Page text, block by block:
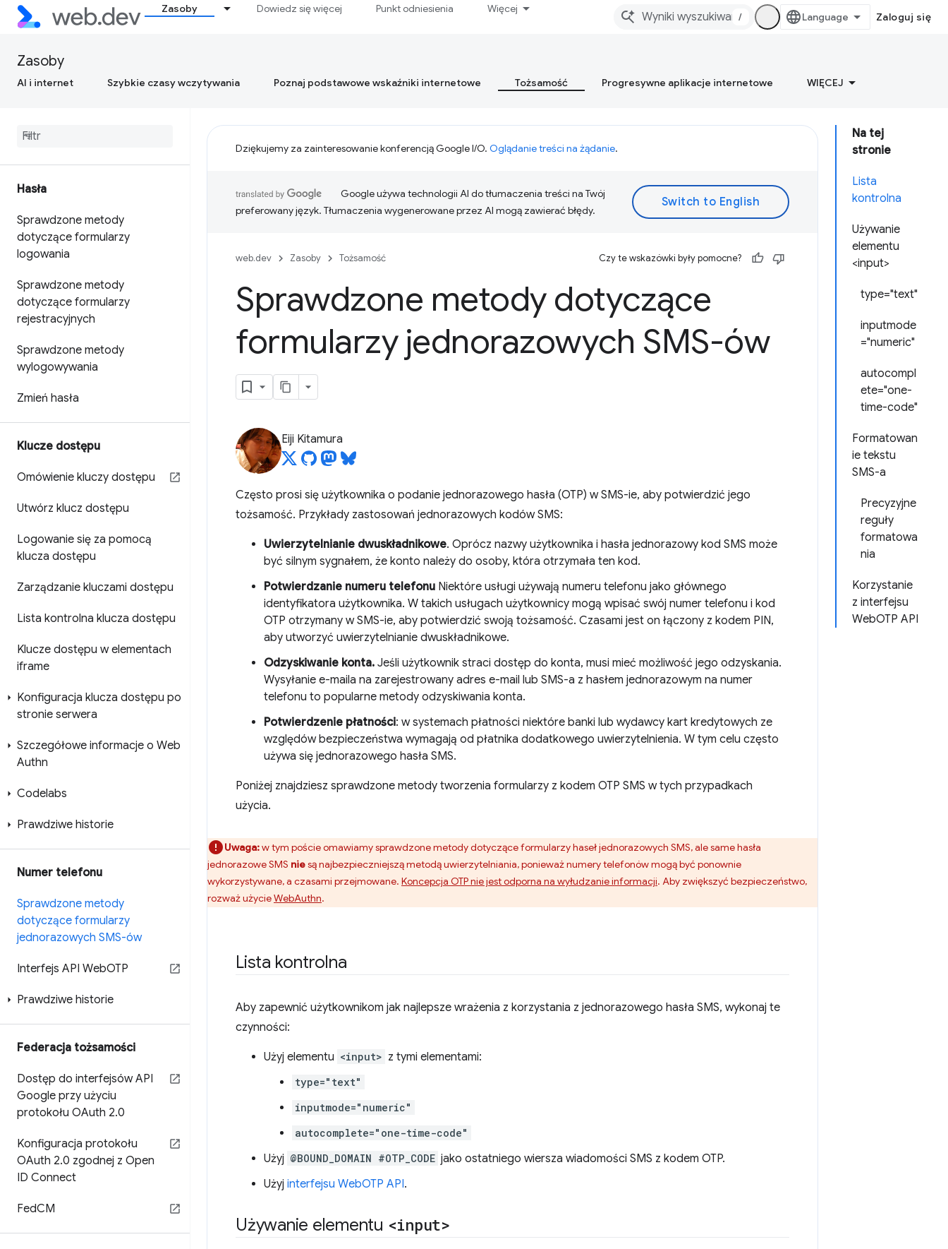
Zasoby Dowiedz się więcej Punkt odniesienia Więcej
/ Zaloguj się
Zasoby
AI i internet Szybkie czasy wczytywania Poznaj podstawowe wskaźniki internetowe Tożsamość Progresywne aplikacje internetowe WIĘCEJ
Hasła
Sprawdzone metody
dotyczące formularzy
logowania
Sprawdzone metody
dotyczące formularzy
rejestracyjnych
Sprawdzone metody
wylogowywania
Zmień hasła
Klucze dostępu
Omówienie kluczy dostępu
Utwórz klucz dostępu
Logowanie się za pomocą
klucza dostępu
Zarządzanie kluczami dostępu
Lista kontrolna klucza dostępu
Klucze dostępu w elementach
iframe
Konfiguracja klucza dostępu po
stronie serwera
Szczegółowe informacje o Web
Authn
Codelabs
Prawdziwe historie
Numer telefonu
Sprawdzone metody
dotyczące formularzy
jednorazowych SMS-ów
Interfejs API WebOTP
Prawdziwe historie
Federacja tożsamości
Dostęp do interfejsów API
Google przy użyciu
protokołu OAuth 2.0
Konfiguracja protokołu
OAuth 2.0 zgodnej z Open
ID Connect
FedCM
Na tej
stronie
Lista
kontrolna
Używanie
elementu
<input>
type="text"
inputmode
="numeric"
autocompl
ete="one-
time-code"
Formatowan
ie tekstu
SMS-a
Precyzyjne
reguły
formatowa
nia
Korzystanie
z interfejsu
WebOTP API
Dziękujemy za zainteresowanie konferencją Google I/O. Oglądanie treści na żądanie.
Google używa technologii AI do tłumaczenia treści na Twój
preferowany język. Tłumaczenia wygenerowane przez AI mogą zawierać błędy.
web.dev Zasoby Tożsamość Czy te wskazówki były pomocne?
Sprawdzone metody dotyczące
formularzy jednorazowych SMS-ów
Eiji Kitamura
Często prosi się użytkownika o podanie jednorazowego hasła (OTP) w SMS-ie, aby potwierdzić jego
tożsamość. Przykłady zastosowań jednorazowych kodów SMS:
Uwierzytelnianie dwuskładnikowe. Oprócz nazwy użytkownika i hasła jednorazowy kod SMS może
być silnym sygnałem, że konto należy do osoby, która otrzymała ten kod.
Potwierdzanie numeru telefonu Niektóre usługi używają numeru telefonu jako głównego
identyfikatora użytkownika. W takich usługach użytkownicy mogą wpisać swój numer telefonu i kod
OTP otrzymany w SMS-ie, aby potwierdzić swoją tożsamość. Czasami jest on łączony z kodem PIN,
aby utworzyć uwierzytelnianie dwuskładnikowe.
Odzyskiwanie konta. Jeśli użytkownik straci dostęp do konta, musi mieć możliwość jego odzyskania.
Wysyłanie e-maila na zarejestrowany adres e-mail lub SMS-a z hasłem jednorazowym na numer
telefonu to popularne metody odzyskiwania konta.
Potwierdzenie płatności: w systemach płatności niektóre banki lub wydawcy kart kredytowych ze
względów bezpieczeństwa wymagają od płatnika dodatkowego uwierzytelnienia. W tym celu często
używa się jednorazowego hasła SMS.
Poniżej znajdziesz sprawdzone metody tworzenia formularzy z kodem OTP SMS w tych przypadkach
użycia.
Uwaga:w tym poście omawiamy sprawdzone metody dotyczące formularzy haseł jednorazowych SMS, ale same hasła
jednorazowe SMS niesą najbezpieczniejszą metodą uwierzytelniania, ponieważ numery telefonów mogą być ponownie
wykorzystywane, a czasami przejmowane. Koncepcja OTP nie jest odporna na wyłudzanie informacji. Aby zwiększyć bezpieczeństwo,
rozważ użycieWebAuthn.
Lista kontrolna
Aby zapewnić użytkownikom jak najlepsze wrażenia z korzystania z jednorazowego hasła SMS, wykonaj te
czynności:
Użyj elementu <input> z tymi elementami:
type="text"
inputmode="numeric"
autocomplete="one-time-code"
Użyj @BOUND_DOMAIN #OTP_CODE jako ostatniego wiersza wiadomości SMS z kodem OTP.
Użyj interfejsu WebOTP API.
Używanie elementu <input>